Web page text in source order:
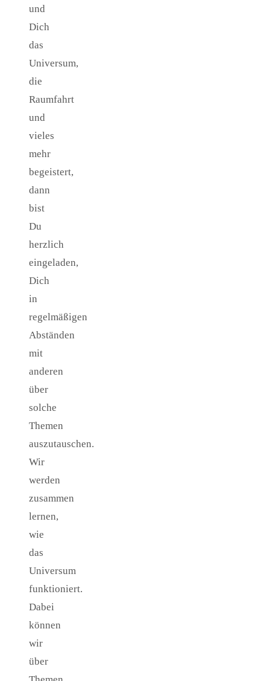
und
Dich
das
Universum,
die
Raumfahrt
und
vieles
mehr
begeistert,
dann
bist
Du
herzlich
eingeladen,
Dich
in
regelmäßigen
Abständen
mit
anderen
über
solche
Themen
auszutauschen.
Wir
werden
zusammen
lernen,
wie
das
Universum
funktioniert.
Dabei
können
wir
über